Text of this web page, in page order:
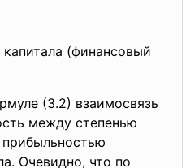
(финансовый
(3.2) взаимосвязь
между степенью
Очевидно, что по